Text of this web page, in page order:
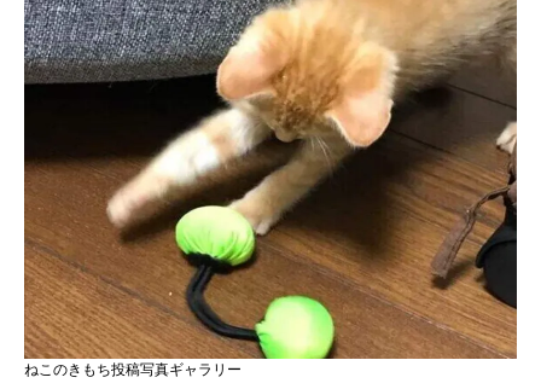
ねこのきもち投稿写真ギャラリー